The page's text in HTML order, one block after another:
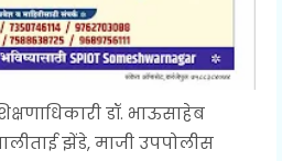
डॉ. भाऊसाहेब
झेंडे, माजी उपपोलीस